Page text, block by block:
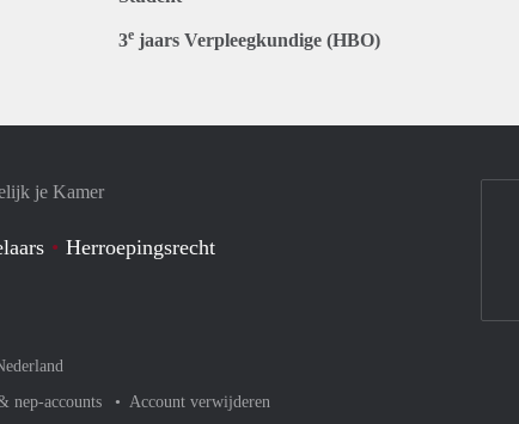
3e jaars Verpleegkundige (HBO)
je Kamer
Herroepingsrecht
nep-accounts Account verwijderen